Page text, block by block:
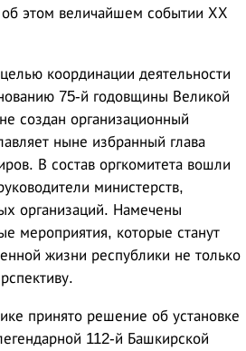
об этом величайшем событии ХХ
координации деятельности
75-й годовщины Великой
создан организационный
ныне избранный глава
В состав оргкомитета вошли
министерств,
организаций. Намечены
мероприятия, которые станут
жизни республики не только
принято решение об установке
112-й Башкирской